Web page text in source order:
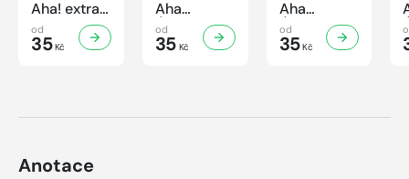
Aha! extra
č.3/2026
Úsporná
od
35Kč
Aha
Úsporná
kuchařka -
od
35Kč
Aha
Úsporná
kuchařka
od
35Kč
Anotace